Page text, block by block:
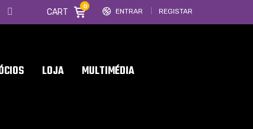
ENTRAR REGISTAR
CART
0
LOJA MULTIMÉDIA